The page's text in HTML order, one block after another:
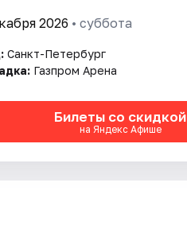
2026 • суббота
Санкт-Петербург
Газпром Арена
Билеты со скидкой
на Яндекс Афише